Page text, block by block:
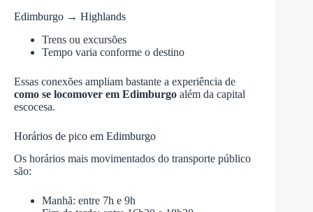
Edimburgo → Highlands
Trens ou excursões
Tempo varia conforme o destino
Essas conexões ampliam bastante a experiência de
como se locomover em Edimburgo além da capital
escocesa.
Horários de pico em Edimburgo
Os horários mais movimentados do transporte público
são:
Manhã: entre 7h e 9h